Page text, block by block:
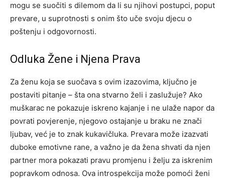
mogu se suočiti s dilemom da li su njihovi postupci, poput
prevare, u suprotnosti s onim što uče svoju djecu o
poštenju i odgovornosti.
Odluka Žene i Njena Prava
Za ženu koja se suočava s ovim izazovima, ključno je
postaviti pitanje – šta ona stvarno želi i zaslužuje? Ako
muškarac ne pokazuje iskreno kajanje i ne ulaže napor da
povrati povjerenje, njegovo ostajanje u braku ne znači
ljubav, već je to znak kukavičluka. Prevara može izazvati
duboke emotivne rane, a važno je da žena shvati da njen
partner mora pokazati pravu promjenu i želju za iskrenim
popravkom odnosa. Ova introspekcija može pomoći ženi